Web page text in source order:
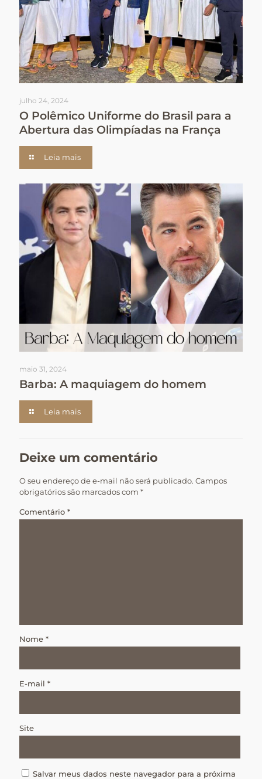
julho 24, 2024
O Polêmico Uniforme do Brasil para a
Abertura das Olimpíadas na França
Leia mais
maio 31, 2024
Barba: A maquiagem do homem
Leia mais
Deixe um comentário
O seu endereço de e-mail não será publicado. Campos
obrigatórios são marcados com *
Comentário *
Nome *
E-mail *
Site
Salvar meus dados neste navegador para a próxima